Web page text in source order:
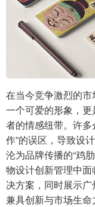
在当今竞争激烈的
一个可爱的形象，
者的情感纽带。许
作”的误区，导致设
沦为品牌传播的“鸡
物设计创新管理中
决方案，同时展示
兼具创新与市场生命